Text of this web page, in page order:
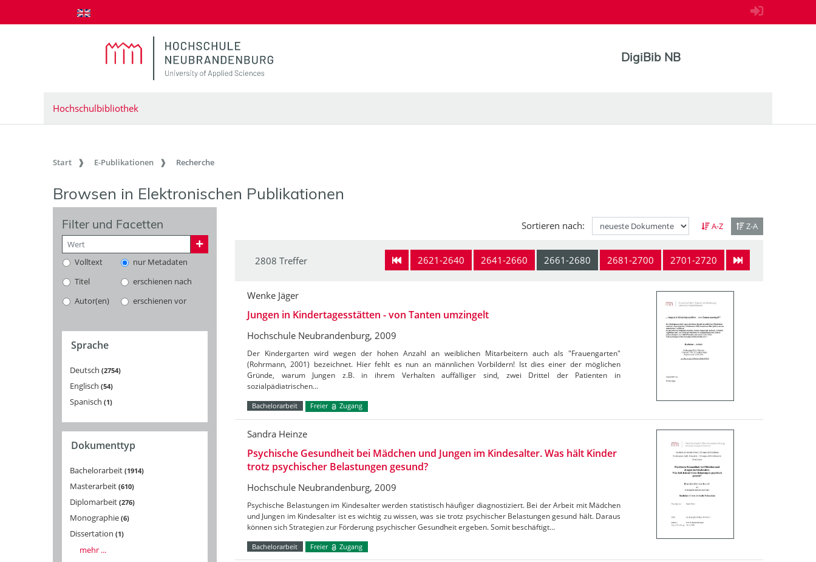
zum Inhalt springen
DigiBib NB
Hochschulbibliothek
Start E-Publikationen Recherche
Browsen in Elektronischen Publikationen
Filter und Facetten
Volltext
nur Metadaten
Titel
erschienen nach
Autor(en)
erschienen vor
Sprache
Deutsch 2754
Englisch 54
Spanisch 1
Dokumenttyp
Bachelorarbeit 1914
Masterarbeit 610
Diplomarbeit 276
Monographie 6
Dissertation 1
mehr ...
Sortieren nach: A-Z Z-A
2621-2640 2641-2660 2661-2680 2681-2700 2701-2720
2808 Treffer
Wenke Jäger
Jungen in Kindertagesstätten - von Tanten umzingelt
Hochschule Neubrandenburg, 2009
Der Kindergarten wird wegen der hohen Anzahl an weiblichen Mitarbeitern auch als "Frauengarten"
(Rohrmann, 2001) bezeichnet. Hier fehlt es nun an männlichen Vorbildern! Ist dies einer der möglichen
Gründe, warum Jungen z.B. in ihrem Verhalten auffälliger sind, zwei Drittel der Patienten in
sozialpädiatrischen…
Bachelorarbeit Freier Zugang
Sandra Heinze
Psychische Gesundheit bei Mädchen und Jungen im Kindesalter. Was hält Kinder
trotz psychischer Belastungen gesund?
Hochschule Neubrandenburg, 2009
Psychische Belastungen im Kindesalter werden statistisch häufiger diagnostiziert. Bei der Arbeit mit Mädchen
und Jungen im Kindesalter ist es wichtig zu wissen, was sie trotz psychischer Belastungen gesund hält. Daraus
können sich Strategien zur Förderung psychischer Gesundheit ergeben. Somit beschäftigt…
Bachelorarbeit Freier Zugang